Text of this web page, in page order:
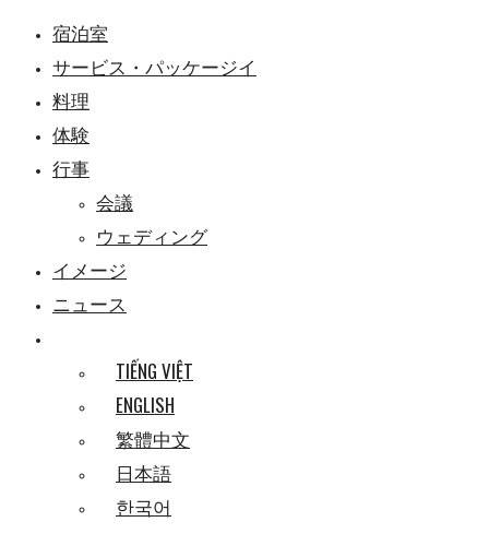
宿泊室
サービス・パッケージイ
料理
体験
行事
会議
ウェディング
イメージ
ニュース
TIẾNG VIỆT
ENGLISH
繁體中文
日本語
한국어